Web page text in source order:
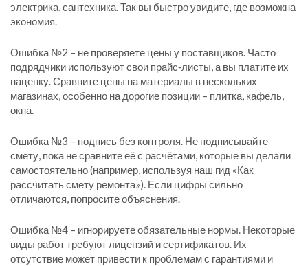
электрика, сантехника. Так вы быстро увидите, где возможна
экономия.
Ошибка №2 – не проверяете цены у поставщиков. Часто
подрядчики используют свои прайс‑листы, а вы платите их
наценку. Сравните цены на материалы в нескольких
магазинах, особенно на дорогие позиции – плитка, кафель,
окна.
Ошибка №3 – подпись без контроля. Не подписывайте
смету, пока не сравните её с расчётами, которые вы делали
самостоятельно (например, используя наш гид «Как
рассчитать смету ремонта»). Если цифры сильно
отличаются, попросите объяснения.
Ошибка №4 – игнорируете обязательные нормы. Некоторые
виды работ требуют лицензий и сертификатов. Их
отсутствие может привести к проблемам с гарантиями и